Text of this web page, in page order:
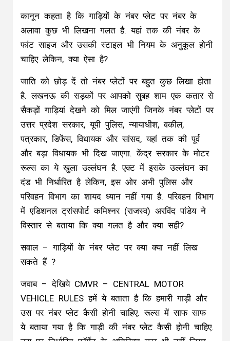
कानून कहता है कि गाड़ियों के नंबर प्लेट पर नंबर के
अलावा कुछ भी लिखना गलत है. यहां तक की नंबर के
फांट साइज और उसकी स्टाइल भी नियम के अनुकूल होनी
चाहिए लेकिन, क्या ऐसा है?
जाति को छोड़ दें तो नंबर प्लेटों पर बहुत कुछ लिखा होता
है. लखनऊ की सड़कों पर आपको सुबह शाम एक कतार से
सैकड़ों गाड़ियां देखने को मिल जाएंगी जिनके नंबर प्लेटों पर
उत्तर प्रदेश सरकार, यूपी पुलिस, न्यायाधीश, वकील,
पत्रकार, डिफेंस, विधायक और सांसद, यहां तक की पूर्व
और बड़ा विधायक भी दिख जाएगा. केंद्र सरकार के मोटर
रूल्स का ये खुला उल्लंघन है. एक्ट में इसके उल्लंघन का
दंड भी निर्धारित है लेकिन, इस ओर अभी पुलिस और
परिवहन विभाग का शायद ध्यान नहीं गया है. परिवहन विभाग
में एडिशनल ट्रांसपोर्ट कमिश्नर (राजस्व) अरविंद पांडेय ने
विस्तार से बताया कि क्या गलत है और क्या सही?
सवाल – गाड़ियों के नंबर प्लेट पर क्या क्या नहीं लिख
सकते हैं ?
जवाब – देखिये CMVR – CENTRAL MOTOR
VEHICLE RULES हमें ये बताता है कि हमारी गाड़ी और
उस पर नंबर प्लेट कैसी होनी चाहिए. रूल्स में साफ साफ
ये बताया गया है कि गाड़ी की नंबर प्लेट कैसी होनी चाहिए.